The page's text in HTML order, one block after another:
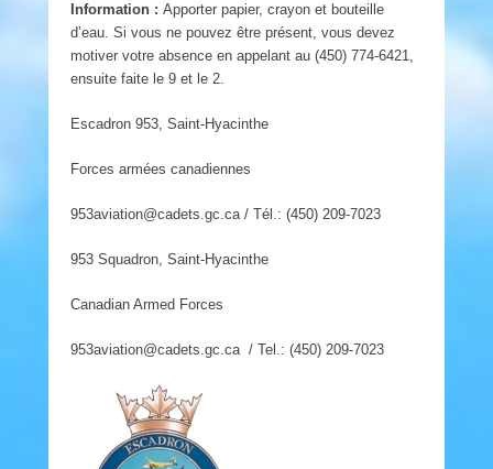
Information : Apporter papier, crayon et bouteille
d’eau. Si vous ne pouvez être présent, vous devez
motiver votre absence en appelant au (450) 774-6421,
ensuite faite le 9 et le 2.
Escadron 953, Saint-Hyacinthe
Forces armées canadiennes
953aviation@cadets.gc.ca / Tél.: (450) 209-7023
953 Squadron, Saint-Hyacinthe
Canadian Armed Forces
953aviation@cadets.gc.ca / Tel.: (450) 209-7023